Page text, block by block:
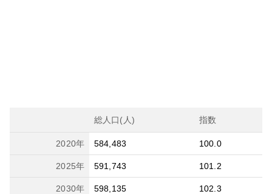
総人口(人) 指数
2020年 584,483 100.0
2025年 591,743 101.2
2030年 598,135 102.3